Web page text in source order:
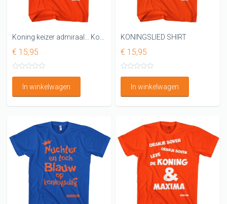
€ 15,95
In winkelwagen
KONINGSLIED SHIRT
€ 15,95
In winkelwagen